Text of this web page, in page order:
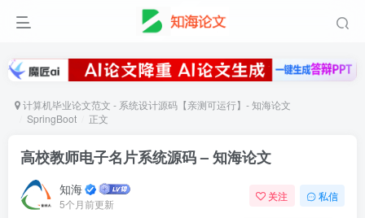
计算机毕业论文范文 - 系统设计源码【亲测可运行】- 知海论文
SpringBoot
正文
高校教师电子名片系统源码 – 知海论文
知海
5个月前更新
关注 私信